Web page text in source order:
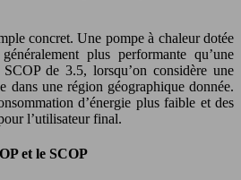
concret. Une pompe à chaleur dotée
plus performante qu’une
de 3.5, lorsqu’on considère une
dans une région géographique donnée.
d’énergie plus faible et des
l’utilisateur final.
et le SCOP